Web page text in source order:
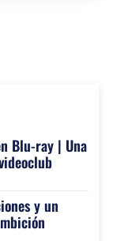
Blu-ray | Una
y un